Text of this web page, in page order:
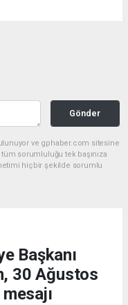
Gönder
ve gphaber.com sitesine
sorumluluğu tek başınıza
hiçbir şekilde sorumlu
Başkanı
30 Ağustos